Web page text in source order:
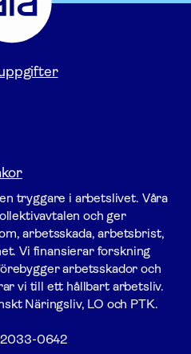
tryggare i arbetslivet. Våra
och ger
arbetsskada, arbetsbrist,
Vi finansierar forskning
arbets­skador och
vi till ett hållbart arbetsliv.
Näringsliv, LO och PTK.
0642